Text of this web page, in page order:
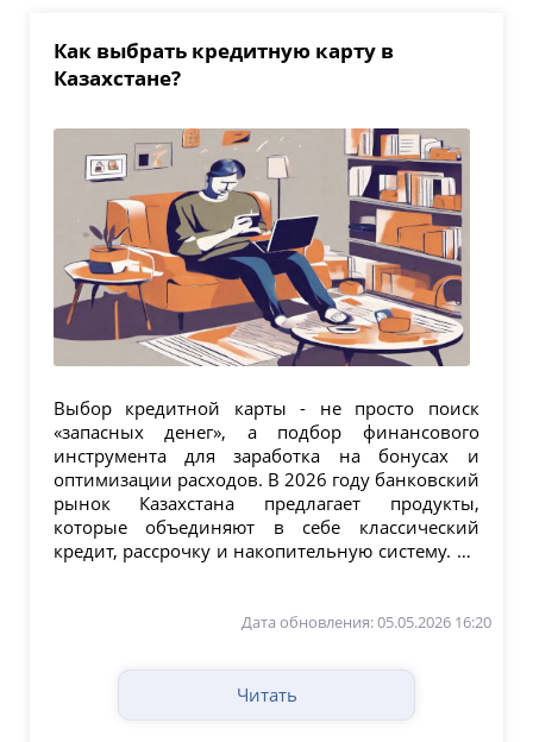
Как выбрать кредитную карту в
Казахстане?
Выбор кредитной карты - не просто поиск
«запасных денег», а подбор финансового
инструмента для заработка на бонусах и
оптимизации расходов. В 2026 году банковский
рынок Казахстана предлагает продукты,
которые объединяют в себе классический
кредит, рассрочку и накопительную систему. На
Дата обновления: 05.05.2026 16:20
Читать